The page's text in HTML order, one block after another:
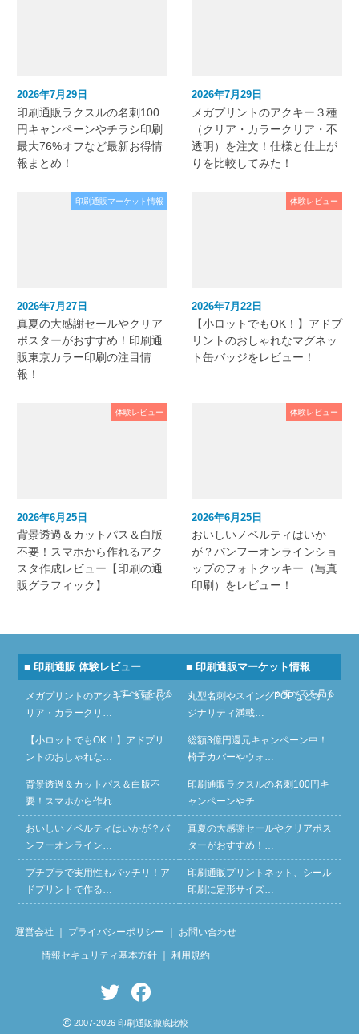
2026年7月29日
印刷通販ラクスルの名刺100
円キャンペーンやチラシ印刷
最大76%オフなど最新お得情
報まとめ！
2026年7月29日
メガプリントのアクキー３種
（クリア・カラークリア・不
透明）を注文！仕様と仕上が
りを比較してみた！
印刷通販マーケット情報
2026年7月27日
真夏の大感謝セールやクリア
ポスターがおすすめ！印刷通
販東京カラー印刷の注目情
報！
体験レビュー
2026年7月22日
【小ロットでもOK！】アドプ
リントのおしゃれなマグネッ
ト缶バッジをレビュー！
体験レビュー
2026年6月25日
背景透過＆カットパス＆白版
不要！スマホから作れるアク
スタ作成レビュー【印刷の通
販グラフィック】
体験レビュー
2026年6月25日
おいしいノベルティはいか
が？バンフーオンラインショ
ップのフォトクッキー（写真
印刷）をレビュー！
■ 印刷通販 体験レビュー
» すべてを見る
メガプリントのアクキー３種（ク
リア・カラークリ…
【小ロットでもOK！】アドプリ
ントのおしゃれな…
背景透過＆カットパス＆白版不
要！スマホから作れ…
おいしいノベルティはいかが？バ
ンフーオンライン…
プチプラで実用性もバッチリ！ア
ドプリントで作る…
■ 印刷通販マーケット情報
» すべてを見る
丸型名刺やスイングPOPなどオリ
ジナリティ満載…
総額3億円還元キャンペーン中！
椅子カバーやウォ…
印刷通販ラクスルの名刺100円キ
ャンペーンやチ…
真夏の大感謝セールやクリアポス
ターがおすすめ！…
印刷通販プリントネット、シール
印刷に定形サイズ…
運営会社 ｜ プライバシーポリシー ｜ お問い合わせ
情報セキュリティ基本方針｜ 利用規約
2007-2026 印刷通販徹底比較